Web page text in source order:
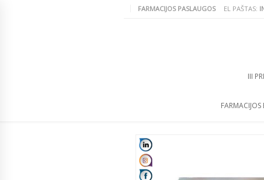
FARMACIJOS PASLAUGOS EL PAŠTAS:
III